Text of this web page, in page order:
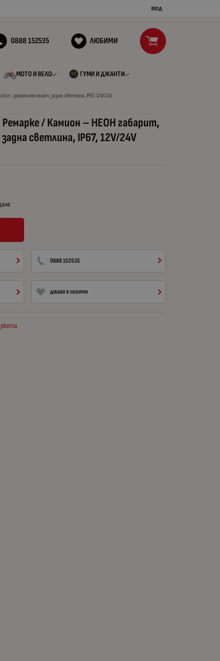
ВХОД
0888 152535 ЛЮБИМИ
МОТО И ВЕЛО ГУМИ И ДЖАНТИ
, динамичен мигач, задна светлина, IP67, 12V/24V
Ремарке / Камион – НЕОН габарит,
светлина, IP67, 12V/24V
0888 152535
ДОБАВИ В ЛЮБИМИ